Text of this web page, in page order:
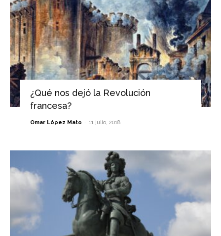
¿Qué nos dejó la Revolución
francesa?
Omar López Mato - 11 julio, 2018